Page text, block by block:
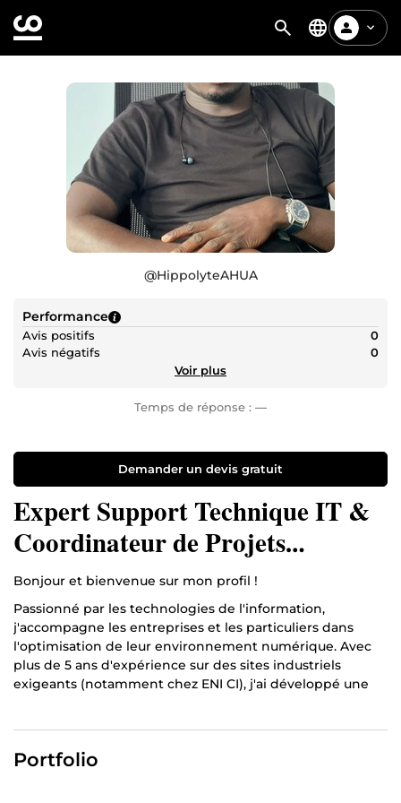
@HippolyteAHUA
Performance
Avis positifs
0
Avis négatifs
0
Voir plus
Temps de réponse : —
Demander un devis gratuit
Expert Support Technique IT &
Coordinateur de Projets
Microsoft 365
Bonjour et bienvenue sur mon profil !
Passionné par les technologies de l'information,
j'accompagne les entreprises et les particuliers dans
l'optimisation de leur environnement numérique. Avec
plus de 5 ans d'expérience sur des sites industriels
exigeants (notamment chez ENI CI), j'ai développé une
Mes domaines d'expertise :
Portfolio